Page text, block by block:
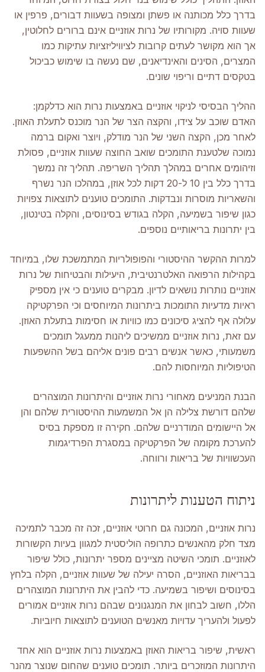
בדרך כלל מכותנה או פשתן ומצופה בשעוות דבורים, פרפין או
שעוות סויה. מקורותיו של נרות אוזניים אינם ברורים לחלוטין,
אך הוא מקושר לעתים קרובות לציוויליזציות עתיקות כמו
המצרים, הסינים והאינדיאנים, שם נעשה בו שימוש כביכול
בטקסים דתיים וריפוי שונים.
ההליך הבסיסי לניקוי אוזניים באמצעות נרות הוא כדלקמן:
האדם שוכב על צידו, והקצה הצר של הנר מוכנס לתעלת האוזן.
לאחר מכן, הקצה השני של הנר מודלק, ויוצר ואקום ברמה
נמוכה שלטענת התומכים שואב החוצה שעוות אוזניים, פסולת
וזיהומים אחרים במהלך תהליך השריפה. תהליך זה נמשך
בדרך כלל בין 10 ל-20 דקות לכל אוזן, במהלכו הנר נשרף
והשאריות מוסרות ונבדקות. התומכים טוענים לתוצאות צפויות
כגון שיפור בשמיעה, הקלה בגודש בסינוסים, והקלה בטינטון,
בין יתרונות בריאותיים נוספים.
למרות ההקשר ההיסטורי והפופולריות המתמשכת שלו, במיוחד
בקהילות הרפואה האלטרנטיבית, היעילות והבטיחות של נרות
אוזניים נותרות נושאים לדיון. מבקרים טוענים כי אין מספיק
ראיות מדעיות התומכות ביתרונות המיוחסים וכי הפרקטיקה
עלולה אף להציג סיכונים כמו כוויות או חסימות בתעלת האוזן.
עם זאת, נרות אוזניים ממשיכים ליהנות ממעגל תומכים
משמעותי, כאשר אנשים רבים פונים אליהם בשל ההשפעות
הטיפוליות המיוחסות להם.
הבנת המניעים מאחורי נרות אוזניים והיתרונות המוצהרים
שלהם דורשת צלילה הן אל המשמעות ההיסטורית שלהם והן
אל היישומים המודרניים שלהם. חקירה זו מספקת בסיס
להערכת מקומה של הפרקטיקה במסגרת הפרדיגמות
העכשוויות של בריאות ורווחה.
ניתוח הטענות ליתרונות
נרות אוזניים, המכונה גם חרוטי אוזניים, זכה זה מכבר לתמיכה
מצד חלק מהאנשים כתרופה הוליסטית למגוון בעיות הקשורות
לאוזניים. תומכי השיטה מציינים מספר יתרונות, כולל שיפור
בבריאות האוזניים, הסרה יעילה של שעוות אוזניים, הקלה בלחץ
בסינוסים ושיפור בשמיעה. כדי להבין את היתרונות המוצהרים
הללו, חשוב לבחון את המנגנונים שבהם נרות אוזניים אמורים
לפעול ולהעריך עדויות מאנשים הטוענים לתוצאות חיוביות.
ראשית, שיפור בריאות האוזן באמצעות נרות אוזניים הוא אחד
היתרונות המוזכרים ביותר. תומכים טוענים שהחום שנוצר מהנר